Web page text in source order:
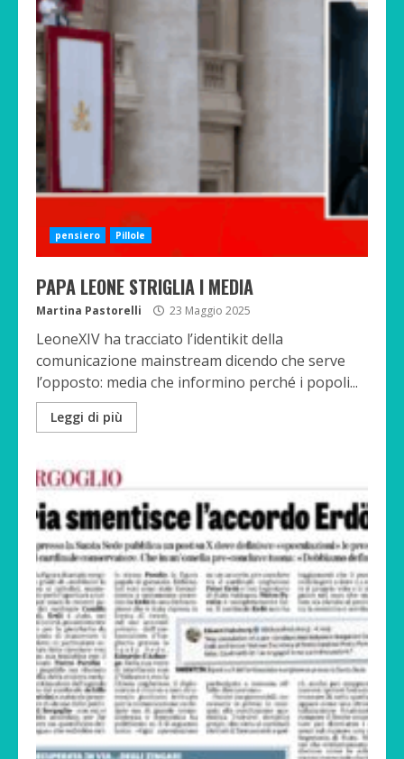
pensiero Pillole
PAPA LEONE STRIGLIA I MEDIA
Martina Pastorelli 23 Maggio 2025
LeoneXIV ha tracciato l’identikit della
comunicazione mainstream dicendo che serve
l’opposto: media che informino perché i popoli...
Leggi di più